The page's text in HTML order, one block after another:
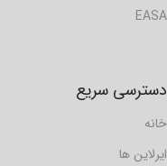
EASA
دسترسی سریع
خانه
ایرلاین ها